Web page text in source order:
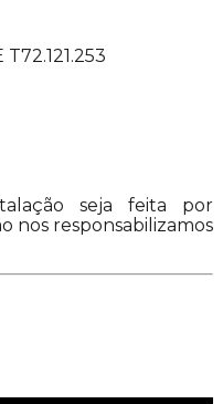
T72.121.253
seja feita por
nos responsabilizamos